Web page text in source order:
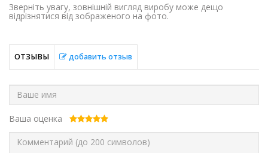
Зверніть увагу, зовнішній вигляд виробу може дещо
відрізнятися від зображеного на фото.
ОТЗЫВЫ добавить отзыв
Ваша оценка